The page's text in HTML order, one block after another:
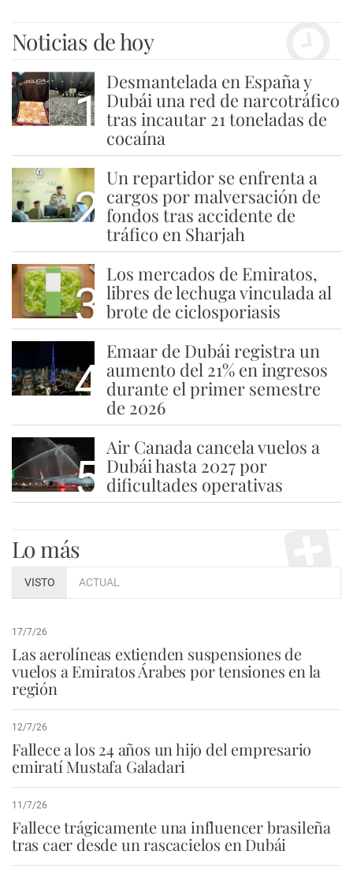
Noticias de hoy
1
Desmantelada en España y
Dubái una red de narcotráfico
tras incautar 21 toneladas de
cocaína
2
Un repartidor se enfrenta a
cargos por malversación de
fondos tras accidente de
tráfico en Sharjah
3
Los mercados de Emiratos,
libres de lechuga vinculada al
brote de ciclosporiasis
4
Emaar de Dubái registra un
aumento del 21% en ingresos
durante el primer semestre
de 2026
5
Air Canada cancela vuelos a
Dubái hasta 2027 por
dificultades operativas
Lo más
VISTO ACTUAL
17/7/26
Las aerolíneas extienden suspensiones de
vuelos a Emiratos Árabes por tensiones en la
región
12/7/26
Fallece a los 24 años un hijo del empresario
emiratí Mustafa Galadari
11/7/26
Fallece trágicamente una influencer brasileña
tras caer desde un rascacielos en Dubái